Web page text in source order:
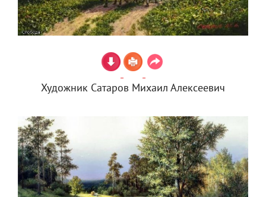
Художник Сатаров Михаил Алексеевич